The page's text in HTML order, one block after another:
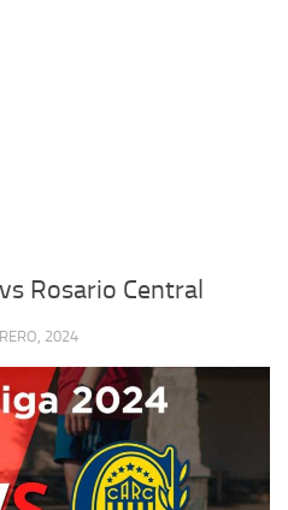
Rosario Central
2024